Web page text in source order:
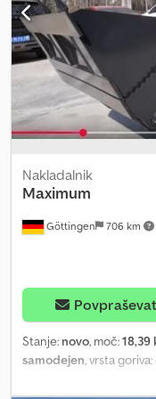
stranskem koraku,
utež, mazanje nihajnih
skladiščenje palet, 1200
1,05 m³ Dokumenti:
Göttingen 706 km
Nakladalnik
Maximum
Stanje: novo, moč:18,39
samodejen, vrsta goriva: